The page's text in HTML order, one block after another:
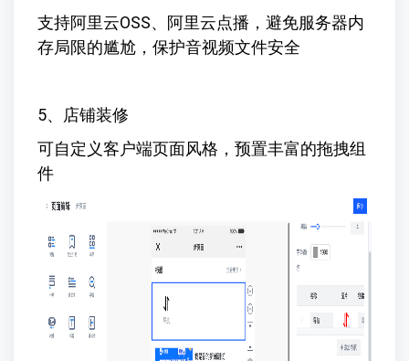
支持阿里云OSS、阿里云点播，避免服务器内
存局限的尴尬，保护音视频文件安全
5、店铺装修
可自定义客户端页面风格，预置丰富的拖拽组
件